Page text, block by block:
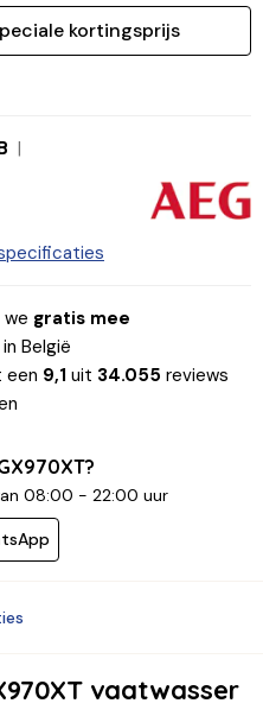
kortingsprijs
gratis mee
België
een 9,1 uit 34.055 reviews
08:00 - 22:00 uur
vaatwasser